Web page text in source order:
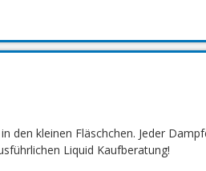
kleinen Fläschchen. Jeder
Liquid Kaufberatung!